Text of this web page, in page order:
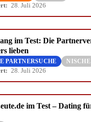
28. Juli 2026
im Test: Die
lieben
PARTNERSUCHE NISCHE
28. Juli 2026
im Test – Dating